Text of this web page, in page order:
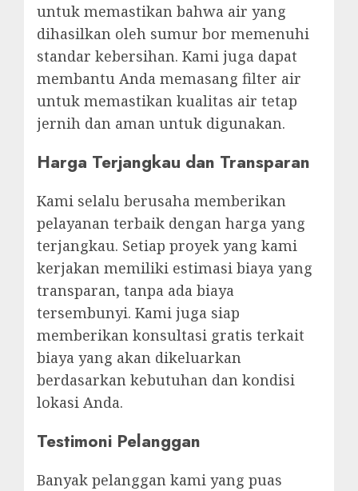
untuk memastikan bahwa air yang
dihasilkan oleh sumur bor memenuhi
standar kebersihan. Kami juga dapat
membantu Anda memasang filter air
untuk memastikan kualitas air tetap
jernih dan aman untuk digunakan.
Harga Terjangkau dan Transparan
Kami selalu berusaha memberikan
pelayanan terbaik dengan harga yang
terjangkau. Setiap proyek yang kami
kerjakan memiliki estimasi biaya yang
transparan, tanpa ada biaya
tersembunyi. Kami juga siap
memberikan konsultasi gratis terkait
biaya yang akan dikeluarkan
berdasarkan kebutuhan dan kondisi
lokasi Anda.
Testimoni Pelanggan
Banyak pelanggan kami yang puas